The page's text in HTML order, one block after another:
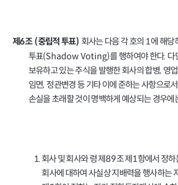
제6조(중립적 투표) 회사는 다음 각 호의 1에 해당
투표(Shadow Voting)를 행하여야 한다. 다
보유하고 있는 주식을 발행한 회사의 합병, 영
임면, 정관변경 등 기타 이에 준하는 사항으로
손실을 초래할 것이 명백하게 예상되는 경우에
1. 회사 및 회사와 령 제 89조 제 1항에서 정
회사에 대하여 사실상 지배력을 행사하는